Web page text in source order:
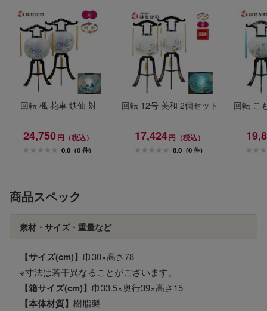
回転 楓 花車 鉄仙 対
24,750円（税込）
0.0 (0 件)
回転 12号 美和 2個セット
17,424円（税込）
0.0 (0 件)
回転 こ
商品スペック
素材・サイズ・重量など
【サイズ(cm)】 巾30×高さ78
※寸法は若干異なることがございます。
【箱サイズ(cm)】 巾33.5×奥行39×高さ15
【本体材質】 樹脂製